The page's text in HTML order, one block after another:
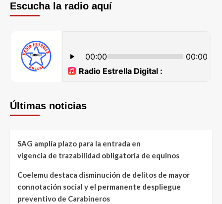
Escucha la radio aquí
Últimas noticias
SAG amplía plazo para la entrada en
vigencia de trazabilidad obligatoria de equinos
Coelemu destaca disminución de delitos de mayor
connotación social y el permanente despliegue
preventivo de Carabineros